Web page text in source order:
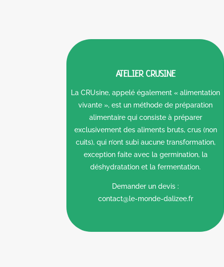
ATELIER CRUSINE
La CRUsine, appelé également « alimentation
vivante », est un méthode de préparation
alimentaire qui consiste à préparer
exclusivement des aliments bruts, crus (non
cuits), qui n’ont subi aucune transformation,
exception faite avec la germination, la
déshydratation et la fermentation.
Demander un devis :
contact@le-monde-dalizee.fr